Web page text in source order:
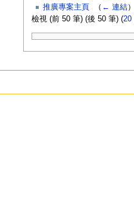
推廣專案主頁
（ ← 連結）
檢視 (前 50 筆) (後 50 筆) (20|